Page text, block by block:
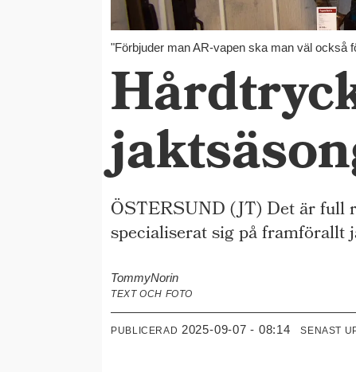
"Förbjuder man AR-vapen ska man väl också
ÖSTERSUND (JT) Det är full
specialiserat sig på framförallt
TommyNorin
TEXT OCH FOTO
PUBLICERAD 2025-09-07 - 08:14 SENAST